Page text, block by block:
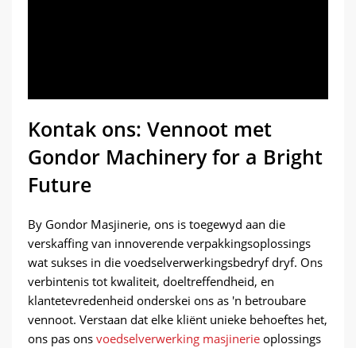
Kontak ons: Vennoot met
Gondor Machinery for a Bright
Future
By Gondor Masjinerie, ons is toegewyd aan die
verskaffing van innoverende verpakkingsoplossings
wat sukses in die voedselverwerkingsbedryf dryf. Ons
verbintenis tot kwaliteit, doeltreffendheid, en
klantetevredenheid onderskei ons as 'n betroubare
vennoot. Verstaan ​​dat elke kliënt unieke behoeftes het,
ons pas ons voedselverwerking masjinerie oplossings